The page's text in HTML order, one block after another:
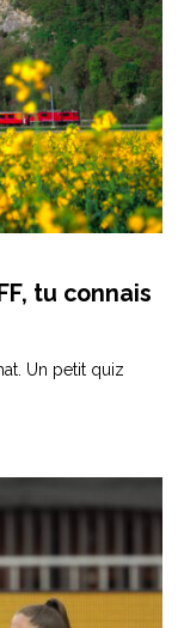
tu connais
Un petit quiz